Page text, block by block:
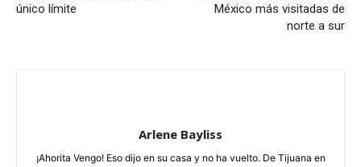
único límite
México más visitadas de
norte a sur
Arlene Bayliss
¡Ahorita Vengo! Eso dijo en su casa y no ha vuelto. De Tijuana en